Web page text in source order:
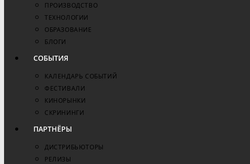
ПРОИЗВОДСТВО
ТЕХНОЛОГИИ
ОБРАЗОВАНИЕ
БЛОГИ
СОБЫТИЯ
КАЛЕНДАРЬ СОБЫТИЙ
ФЕСТИВАЛИ
КИНОРЫНКИ
СКРИНИНГИ
ПАРТНЁРЫ
ДИСТРИБЬЮТОРЫ
РЕЛИЗЫ